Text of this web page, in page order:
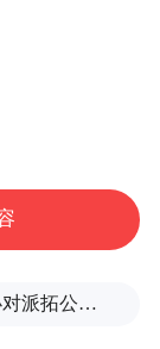
网信办对派拓公司在华销售产品启动网络安全审查